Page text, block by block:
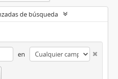
de búsqueda
en